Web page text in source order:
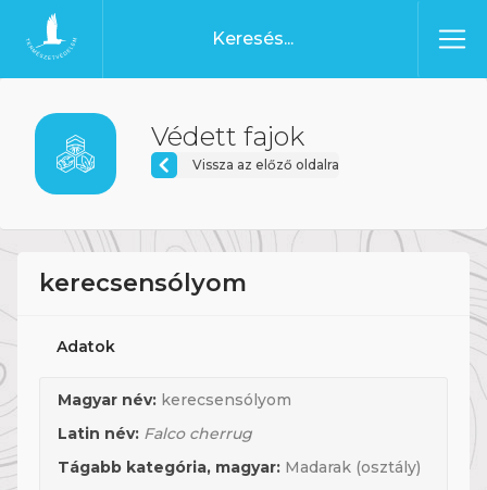
Ugrás a tartalomhoz
Főoldal
Védett fajok
Vissza az előző oldalra
kerecsensólyom
Adatok
Magyar név: kerecsensólyom
Latin név: Falco cherrug
Tágabb kategória, magyar: Madarak (osztály)